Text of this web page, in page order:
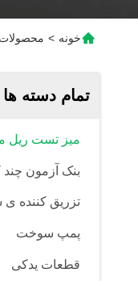
خونه > محصولات
تمام دسته ها
میز تست ریل
بنک آزمون
تزریق کننده
پمپ سوخت
قطعات یدکی